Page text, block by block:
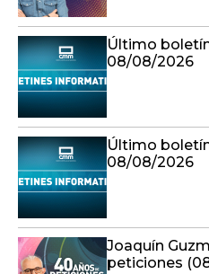
Último
08/08/2026
Último
08/08/2026
Joaquín
peticiones